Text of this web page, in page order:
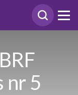
nr 5